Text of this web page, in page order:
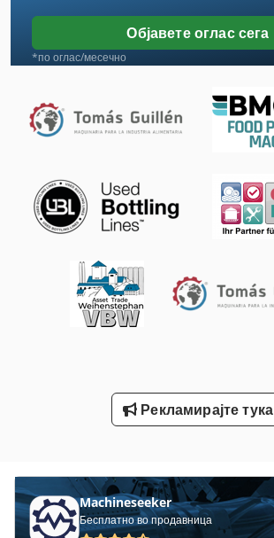
Sipart Dr 24
Stavostroj Vp 200
Susemihl Gmbh Maschinenfabrik
Tak 18
Вклучување Господар Профит 2
Лим-Свиткување Машини
Пријавете Се
Се Хранат Притиснете
Статистика На Ent
Објавете оглас сега
*по оглас/месечно
Рекламирајте тука
Machineseeker
Бесплатно во продавница